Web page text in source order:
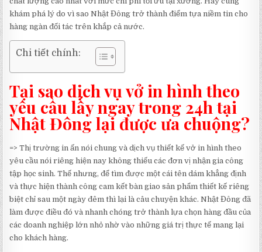
khám phá lý do vì sao Nhật Đông trở thành điểm tựa niềm tin cho
hàng ngàn đối tác trên khắp cả nước.
Chi tiết chính:
Tại sao dịch vụ vở in hình theo
yêu cầu lấy ngay trong 24h tại
Nhật Đông lại được ưa chuộng?
=> Thị trường in ấn nói chung và dịch vụ thiết kế vở in hình theo
yêu cầu nói riêng hiện nay không thiếu các đơn vị nhận gia công
tập học sinh. Thế nhưng, để tìm được một cái tên dám khẳng định
và thực hiện thành công cam kết bàn giao sản phẩm thiết kế riêng
biệt chỉ sau một ngày đêm thì lại là câu chuyện khác. Nhật Đông đã
làm được điều đó và nhanh chóng trở thành lựa chọn hàng đầu của
các doanh nghiệp lớn nhỏ nhờ vào những giá trị thực tế mang lại
cho khách hàng.